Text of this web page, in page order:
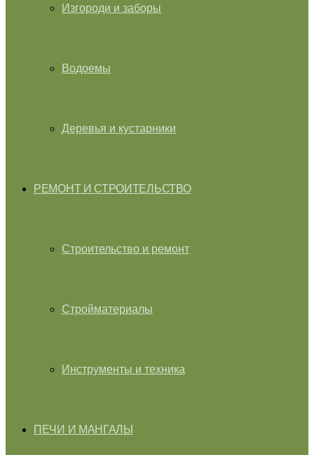
Изгороди и заборы
Водоемы
Деревья и кустарники
РЕМОНТ И СТРОИТЕЛЬСТВО
Строительство и ремонт
Стройматериалы
Инструменты и техника
ПЕЧИ И МАНГАЛЫ